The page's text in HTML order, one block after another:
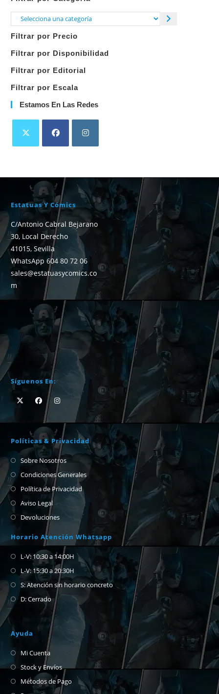
Selecciona
categoría
Filtrar por Precio
Filtrar por Disponibilidad
Filtrar por Editorial
Filtrar por Escala
Estamos En Las Redes
Estatuas Y Cómics
C/Antonio Cabral Bejarano
30, Local Derecho
41015, Sevilla
WhatsApp 604 80 72 06
sales@estatuasycomics.co
m
Síguenos En:
Políticas & Privacidad
Sobre Nosotros
Condiciones Generales
Política de Privacidad
Aviso Legal
Devoluciones
Horario Atención Whatsapp
L-V: 10:30 a 14:00H
L-V: 15:30 a 20:30H
S: Atención sin horario concreto
D: Cerrado
Ayuda
Mi Cuenta
Stock y Envíos
Métodos de Pago